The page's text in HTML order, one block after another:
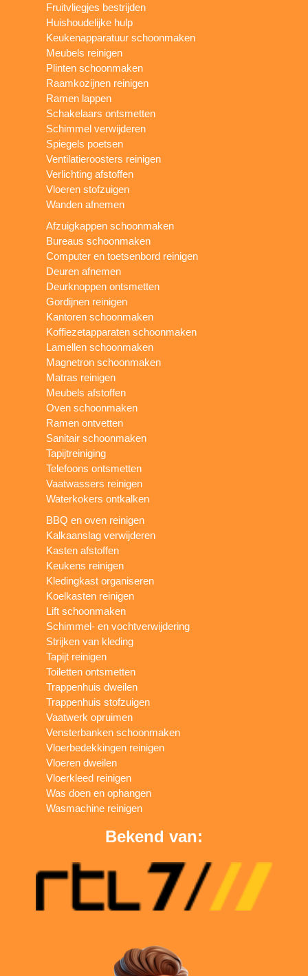
Fruitvliegjes bestrijden
Huishoudelijke hulp
Keukenapparatuur schoonmaken
Meubels reinigen
Plinten schoonmaken
Raamkozijnen reinigen
Ramen lappen
Schakelaars ontsmetten
Schimmel verwijderen
Spiegels poetsen
Ventilatieroosters reinigen
Verlichting afstoffen
Vloeren stofzuigen
Wanden afnemen
Afzuigkappen schoonmaken
Bureaus schoonmaken
Computer en toetsenbord reinigen
Deuren afnemen
Deurknoppen ontsmetten
Gordijnen reinigen
Kantoren schoonmaken
Koffiezetapparaten schoonmaken
Lamellen schoonmaken
Magnetron schoonmaken
Matras reinigen
Meubels afstoffen
Oven schoonmaken
Ramen ontvetten
Sanitair schoonmaken
Tapijtreiniging
Telefoons ontsmetten
Vaatwassers reinigen
Waterkokers ontkalken
BBQ en oven reinigen
Kalkaanslag verwijderen
Kasten afstoffen
Keukens reinigen
Kledingkast organiseren
Koelkasten reinigen
Lift schoonmaken
Schimmel- en vochtverwijdering
Strijken van kleding
Tapijt reinigen
Toiletten ontsmetten
Trappenhuis dweilen
Trappenhuis stofzuigen
Vaatwerk opruimen
Vensterbanken schoonmaken
Vloerbedekkingen reinigen
Vloeren dweilen
Vloerkleed reinigen
Was doen en ophangen
Wasmachine reinigen
Bekend van: